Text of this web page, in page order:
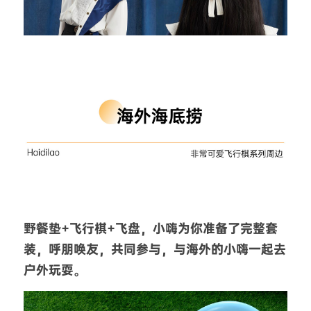
野餐垫+飞行棋+飞盘，小嗨为你准备了完整套
装，呼朋唤友，共同参与，与海外的小嗨一起去
户外玩耍。